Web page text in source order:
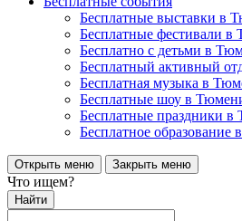
Бесплатные выставки в
Бесплатные фестивали в
Бесплатно с детьми в
Бесплатный активный
Бесплатная музыка в
Бесплатные шоу в
Бесплатные праздники в
Бесплатное образование
Открыть меню Закрыть меню
Что ищем?
Найти